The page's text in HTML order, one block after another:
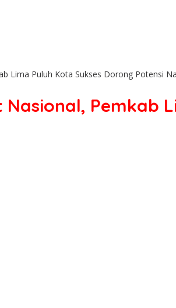
Lima Puluh Kota Sukses Dorong Potensi
Pemkab